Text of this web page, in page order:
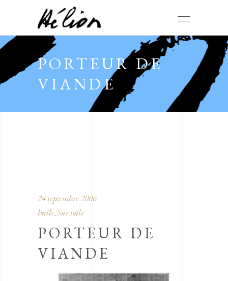
PORTEUR DE
VIANDE
24 septembre 2006
huile, Sur toile
PORTEUR DE
VIANDE